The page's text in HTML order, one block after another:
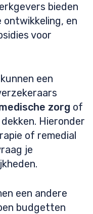
bieden
ontwikkeling, en
voor
een
zorg of
Hieronder
of remedial
je
een andere
budgetten